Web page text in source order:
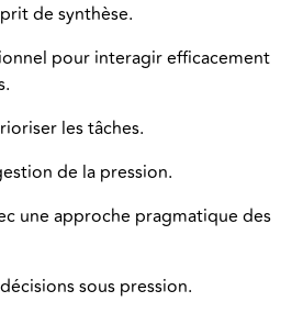
de synthèse.
pour interagir efficacement
les tâches.
de la pression.
une approche pragmatique des
sous pression.